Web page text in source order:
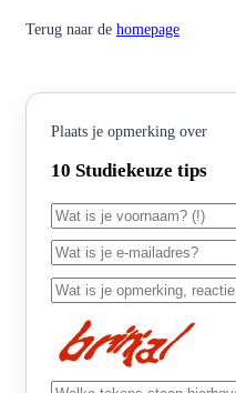
Terug naar de homepage
Plaats je opmerking over
10 Studiekeuze tips